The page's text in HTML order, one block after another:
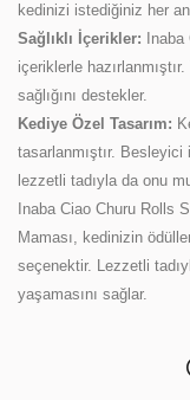
kedinizi istediğiniz her
Sağlıklı İçerikler:
içeriklerle
sağlığını destekler.
Kediye Özel Tasarım:
tasarlanmıştır. Besleyici
lezzetli tadıyla da onu
Inaba Ciao Churu Rolls
Maması, kedinizin
seçenektir. Lezzetli
yaşamasını sağlar.